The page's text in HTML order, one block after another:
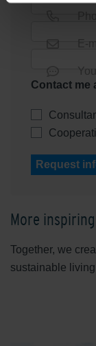
E-
Contact me
Request
More
Together, we
sustainable